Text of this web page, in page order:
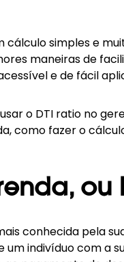
simples e
maneiras de
e de fácil
o DTI ratio no
como fazer o
ou
conhecida pela
um indivíduo com